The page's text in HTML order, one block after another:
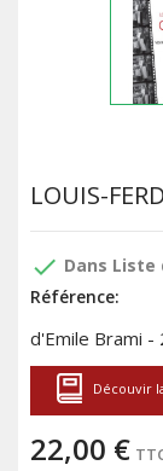
LOUIS-
done Dans Liste
Référence:
d'Emile Brami -
Découvir
22,00 €